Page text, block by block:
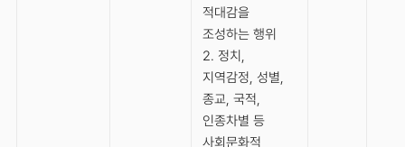
적대감을
조성하는 행위
2. 정치,
지역감정, 성별,
종교, 국적,
인종차별 등
사회문화적